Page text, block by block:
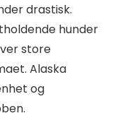
drastisk.
hunder
store
Alaska
og